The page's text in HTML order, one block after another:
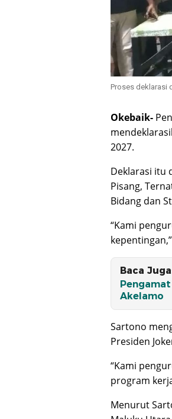
Proses deklarasi
Okebaik-
2027.
Deklarasi itu
Pisang,
Bidang dan
“Kami
Baca
Akelamo
Sartono
Presiden
“Kami
program
Menurut